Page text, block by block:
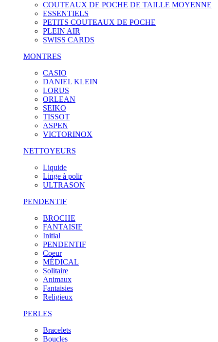
COUTEAUX DE POCHE DE TAILLE MOYENNE
ESSENTIELS
PETITS COUTEAUX DE POCHE
PLEIN AIR
SWISS CARDS
MONTRES
CASIO
DANIEL KLEIN
LORUS
ORLEAN
SEIKO
TISSOT
ASPEN
VICTORINOX
NETTOYEURS
Liquide
Linge à polir
ULTRASON
PENDENTIF
BROCHE
FANTAISIE
Initial
PENDENTIF
Coeur
MÉDICAL
Solitaire
Animaux
Fantaisies
Religieux
PERLES
Bracelets
Boucles